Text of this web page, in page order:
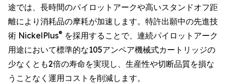
途では、長時間のパイロットアークや高いスタンドオフ距
離により消耗品の摩耗が加速します。特許出願中の先進技
術 NickelPlus® を採用することで、連続パイロットアーク
用途において標準的な105アンペア機械式カートリッジの
少なくとも2倍の寿命を実現し、生産性や切断品質を損な
うことなく運用コストを削減します。